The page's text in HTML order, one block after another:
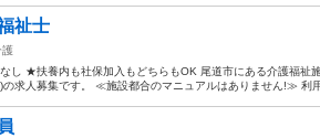
祉士
護
し ★扶養内も社保加入もどちらもOK 尾道市にある介護福祉
の求人募集です。 ≪施設都合のマニュアルはありません!≫ 利用